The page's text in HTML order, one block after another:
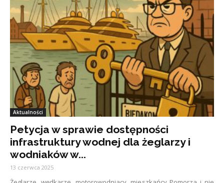
Aktualności
Petycja w sprawie dostępności
infrastruktury wodnej dla żeglarzy i
wodniaków w...
13 czerwca 2025